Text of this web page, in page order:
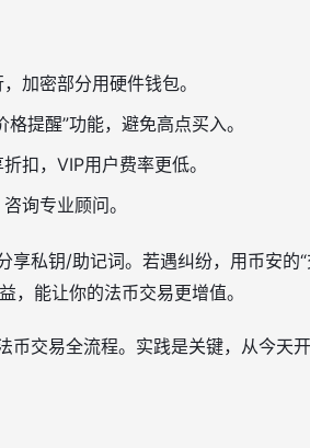
加密部分用硬件钱包。
提醒”功能，避免高点买入。
扣，VIP用户费率更低。
询专业顾问。
享私钥/助记词。若遇纠纷，用币安的
能让你的法币交易更增值。
币交易全流程。实践是关键，从今天